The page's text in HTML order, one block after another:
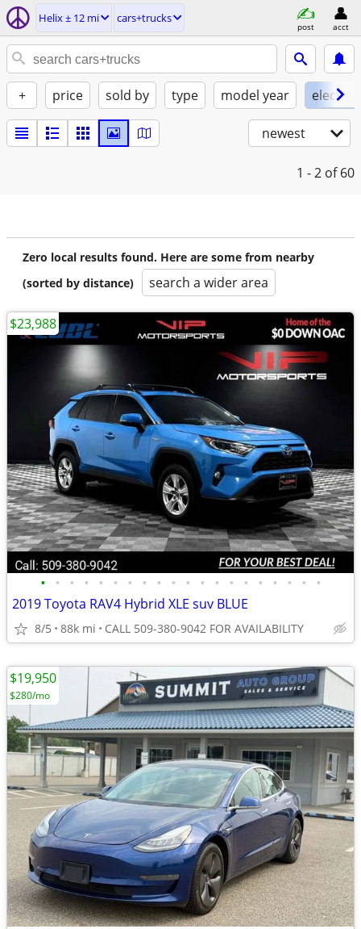
Helix ± 12 mi cars+trucks
post acct
+ price sold by type model year electric
newest
1 - 2 of 60
Zero local results found. Here are some from nearby
(sorted by distance)
search a wider area
• • • • • • • • • • • • • • • • • • • •
2019 Toyota RAV4 Hybrid XLE suv BLUE
8/5 88k mi CALL 509-380-9042 FOR AVAILABILITY
$23,988
$19,950
$280/mo